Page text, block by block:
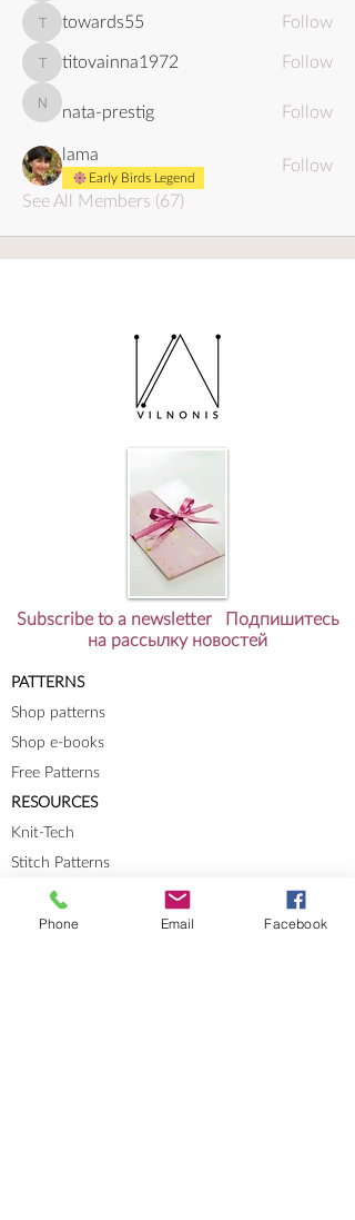
towards55
towards55 Follow
titovainna1972
titovainna1972 Follow
nata-prestig
nata-prestig Follow
lama
Early Birds Legend
Follow
See All Members (67)
Subscribe to a newsletter Подпишитесь
на рассылку новостей
PATTERNS
Shop patterns
Shop e-books
Free Patterns
RESOURCES
Knit-Tech
Stitch Patterns
Lookbooks
Phone Email Facebook